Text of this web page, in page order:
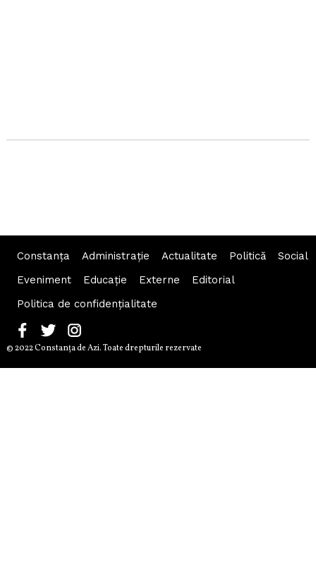
Constanța Administraţie Actualitate Politică
Social
Eveniment
Educaţie Externe
Editorial
Politica de confidențialitate
© 2022 Constanţa de Azi. Toate drepturile rezervate